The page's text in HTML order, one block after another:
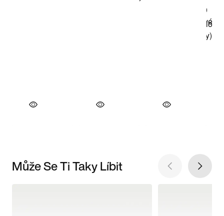
Může Se Ti Taky Líbit